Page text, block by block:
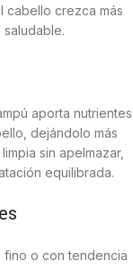
cabello crezca más
aporta nutrientes
dejándolo más
sin apelmazar,
equilibrada.
o con tendencia